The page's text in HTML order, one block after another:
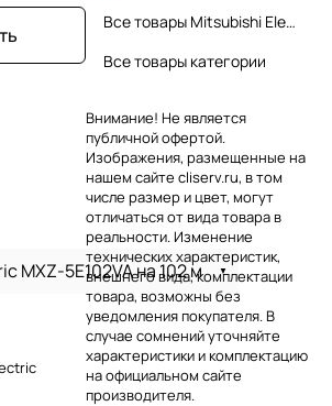
MXZ-5E102VA на 102 м
Все товары Mitsubishi Electric
Все товары категории
Внимание! Не является
публичной офертой.
Изображения, размещенные на
нашем сайте cliserv.ru, в том
числе размер и цвет, могут
отличаться от вида товара в
реальности. Изменение
технических характеристик,
внешнего вида, комплектации
товара, возможны без
уведомления покупателя. В
случае сомнений уточняйте
характеристики и комплектацию
на официальном сайте
производителя.